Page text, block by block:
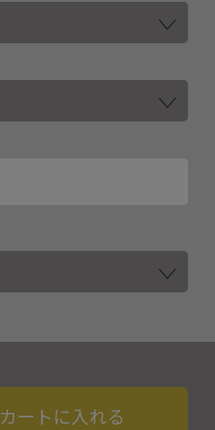
カートに入れる